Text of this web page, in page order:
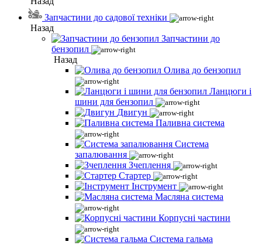
Запчастини до садової техніки
Назад
Запчастини до
бензопил
Назад
Олива до бензопил
Ланцюги і
шини для бензопил
Двигун
Паливна система
Система
запалювання
Зчеплення
Стартер
Інструмент
Масляна система
Корпусні частини
Система гальма